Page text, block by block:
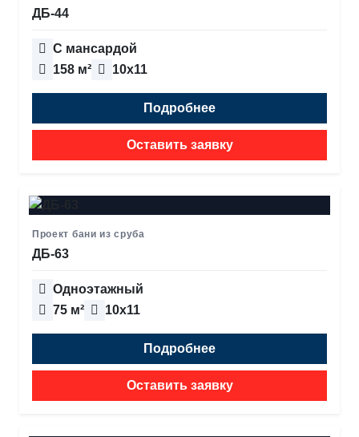
ДБ-44
С мансардой
158 м²
10х11
Подробнее
Оставить заявку
Проект бани из сруба
ДБ-63
Одноэтажный
75 м²
10х11
Подробнее
Оставить заявку